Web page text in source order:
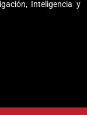
Inteligencia y